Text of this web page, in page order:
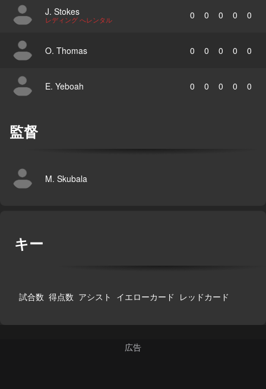
J. Stokes
レディング へレンタル 0 0 0 0 0
O. Thomas 0 0 0 0 0
E. Yeboah 0 0 0 0 0
監督
M. Skubala
キー
試合数 得点数 アシスト イエローカード レッドカード